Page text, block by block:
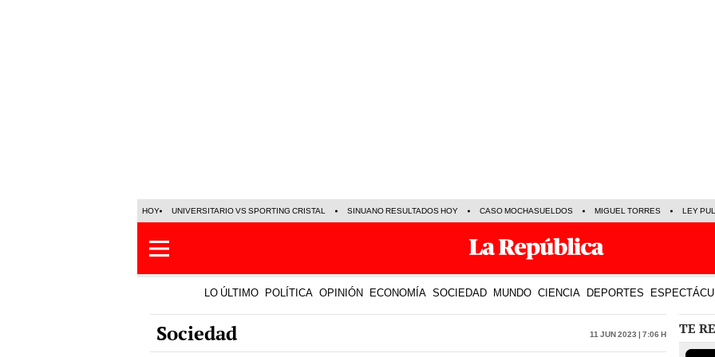
HOY UNIVERSITARIO VS SPORTING CRISTAL SINUANO RESULTADOS HOY CASO MOCHASUELDOS MIGUEL TORRES LEY
LO ÚLTIMO POLÍTICA OPINIÓN ECONOMÍA SOCIEDAD MUNDO CIENCIA DEPORTES
Sociedad 11 Jun 2023 | 7:06 h TE